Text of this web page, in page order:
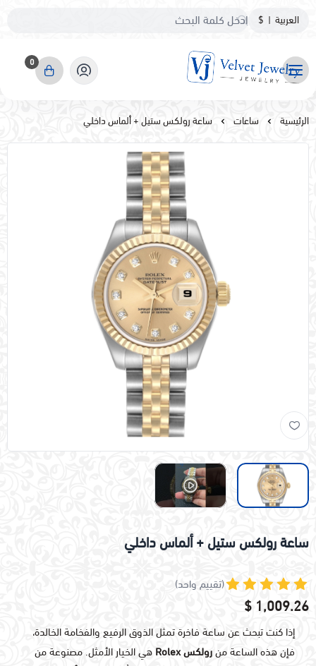
العربية |
$
مجوهرات مخمليه
0
الرئيسية ساعات ساعة رولكس ستيل + ألماس داخلي
ساعة رولكس ستيل + ألماس داخلي
(تقييم واحد)
1,009.26 $
إذا كنت تبحث عن ساعة فاخرة تمثل الذوق الرفيع والفخامة الخالدة،
فإن هذه الساعة منرولكس Rolex
هي الخيار الأمثل. مصنوعة من